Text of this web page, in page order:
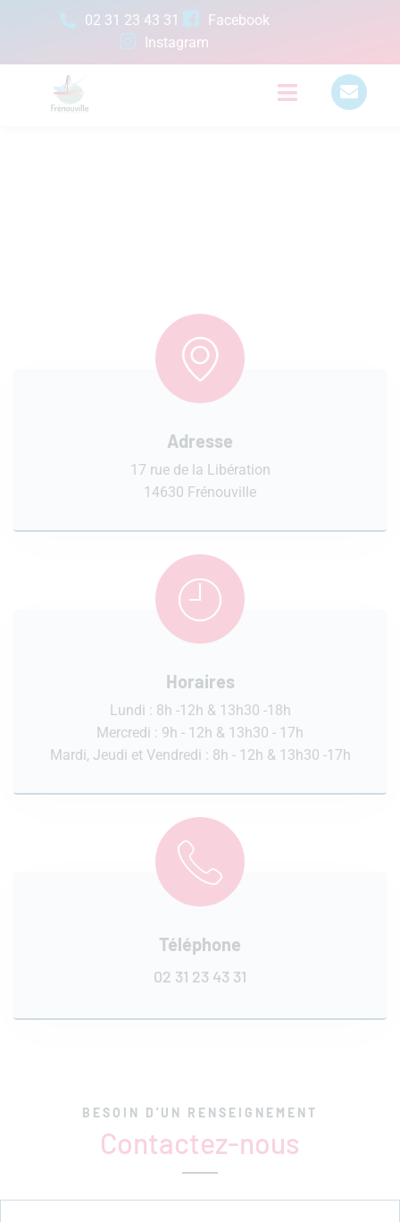
02 31 23 43 31
Facebook
Instagram
Adresse
17 rue de la Libération
14630 Frénouville
Horaires
Lundi : 8h -12h & 13h30 -18h
Mercredi : 9h - 12h & 13h30 - 17h
Mardi, Jeudi et Vendredi : 8h - 12h & 13h30 -17h
Téléphone
02 31 23 43 31
BESOIN D'UN RENSEIGNEMENT
Contactez-nous